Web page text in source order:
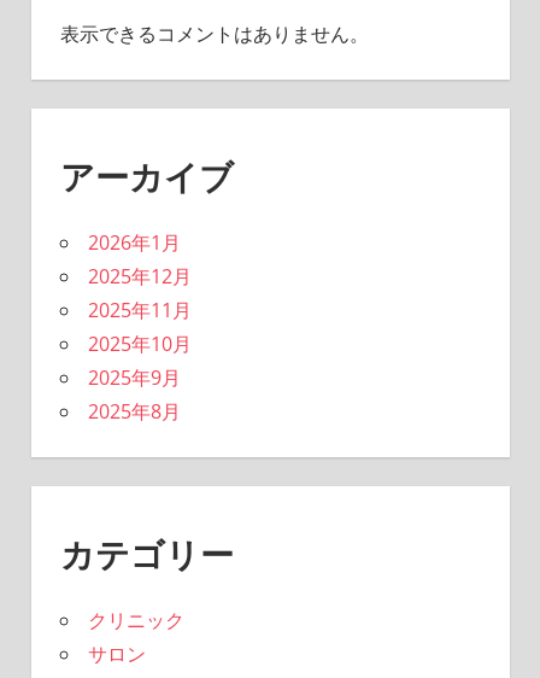
表示できるコメントはありません。
アーカイブ
2026年1月
2025年12月
2025年11月
2025年10月
2025年9月
2025年8月
カテゴリー
クリニック
サロン